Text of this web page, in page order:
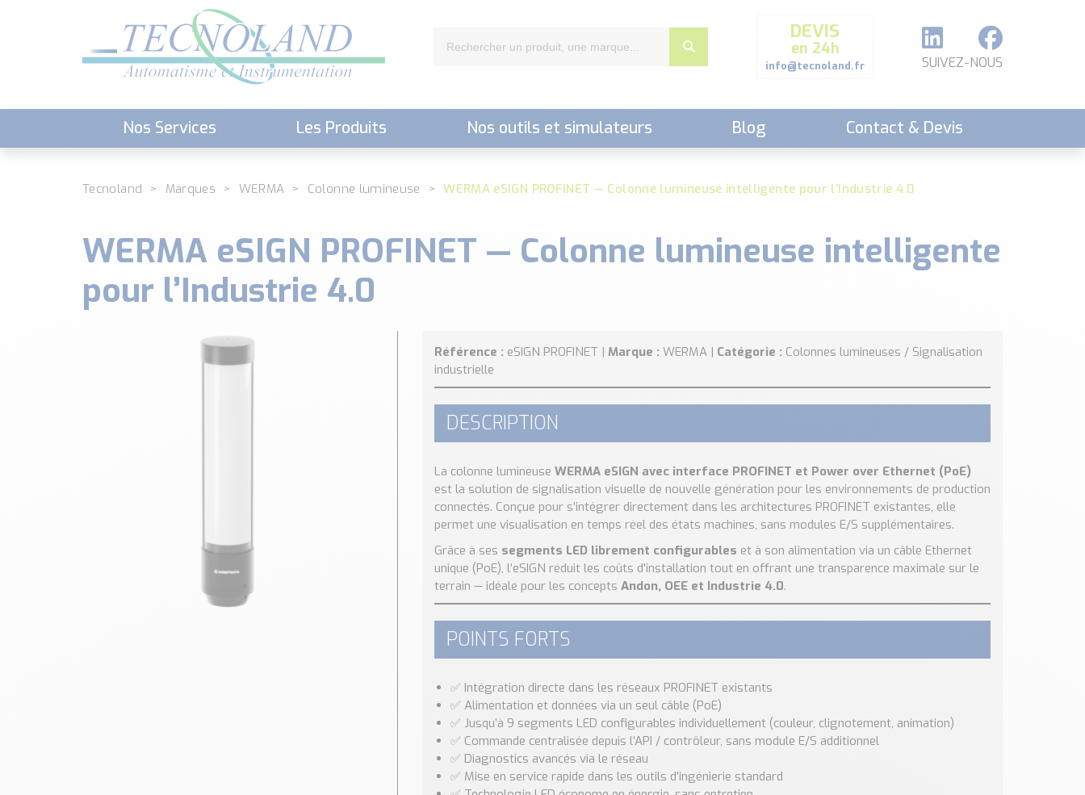
DEVIS
en 24h
info@tecnoland.fr SUIVEZ-NOUS
Nos Services Les Produits Nos outils et simulateurs Blog Contact & Devis
Tecnoland Marques WERMA Colonne lumineuse WERMA eSIGN PROFINET — Colonne lumineuse intelligente pour l’Industrie 4.0
WERMA eSIGN PROFINET — Colonne lumineuse intelligente
pour l’Industrie 4.0
Référence : eSIGN PROFINET | Marque : WERMA | Catégorie : Colonnes lumineuses / Signalisation
industrielle
DESCRIPTION
La colonne lumineuse WERMA eSIGN avec interface PROFINET et Power over Ethernet (PoE)
est la solution de signalisation visuelle de nouvelle génération pour les environnements de production
connectés. Conçue pour s’intégrer directement dans les architectures PROFINET existantes, elle
permet une visualisation en temps réel des états machines, sans modules E/S supplémentaires.
Grâce à ses segments LED librement configurables et à son alimentation via un câble Ethernet
unique (PoE), l’eSIGN réduit les coûts d’installation tout en offrant une transparence maximale sur le
terrain — idéale pour les concepts Andon, OEE et Industrie 4.0.
POINTS FORTS
✅ Intégration directe dans les réseaux PROFINET existants
✅ Alimentation et données via un seul câble (PoE)
✅ Jusqu’à 9 segments LED configurables individuellement (couleur, clignotement, animation)
✅ Commande centralisée depuis l’API / contrôleur, sans module E/S additionnel
✅ Diagnostics avancés via le réseau
✅ Mise en service rapide dans les outils d’ingénierie standard